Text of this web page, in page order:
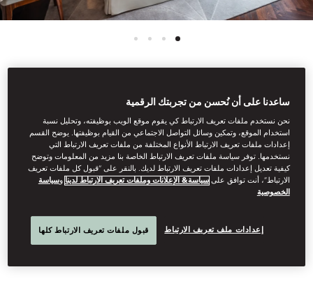
See All Rooms
GRAND SUPERIOR
ROOM
ambience, our Grand Superior Rooms feature bespoke furniture,
ساعدنا على أن نُحسن من تجربتك الرقمية
نحن نستخدم ملفات تعريف الارتباط كي يقوم موقع الويب بوظيفته، وتحليل نسبة
استخدام الموقع، وتمكين وسائل التواصل الاجتماعي من القيام بوظيفتها. يوضح القسم
إعدادات ملفات تعريف الارتباط الأنواع المختلفة من ملفات تعريف الارتباط التي
نستخدمها. توفر سياسة ملفات تعريف الارتباط الخاصة بنا مزيد من المعلومات وتوضح
كيفية تعديل إعدادات ملفات تعريف الارتباط لديك. بالنقر على “قبول كل ملفات تعريف
الارتباط”، أنت توافق علىسياسة& الإعلانات وملفات تعريف الارتباط لدينا وسياسة
الخصوصية
إعدادات ملف تعريف الارتباط قبول ملفات تعريف الارتباط كلها